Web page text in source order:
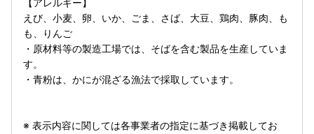
【アレルギー】
えび、小麦、卵、いか、ごま、さば、大豆、鶏肉、豚肉、も
も、りんご
・原材料等の製造工場では、そばを含む製品を生産していま
す。
・青粉は、かにが混ざる漁法で採取しています。
※ 表示内容に関しては各事業者の指定に基づき掲載してお